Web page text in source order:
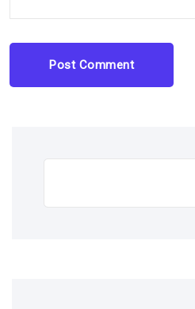
Post Comment
Cari